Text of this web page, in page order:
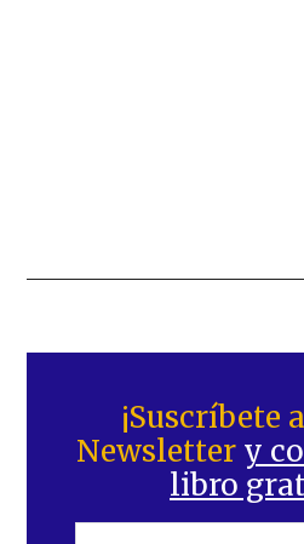
lateral
principal
¡Suscríbete
Newsletter y
libro